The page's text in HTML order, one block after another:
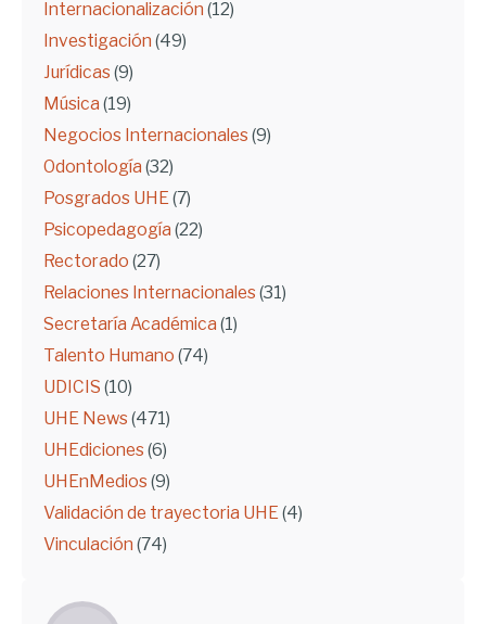
Internacionalización (12)
Investigación (49)
Jurídicas (9)
Música (19)
Negocios Internacionales (9)
Odontología (32)
Posgrados UHE(7)
Psicopedagogía (22)
Rectorado (27)
Relaciones Internacionales (31)
Secretaría Académica (1)
Talento Humano (74)
UDICIS (10)
UHE News (471)
UHEdiciones (6)
UHEnMedios (9)
Validación de trayectoria UHE(4)
Vinculación (74)